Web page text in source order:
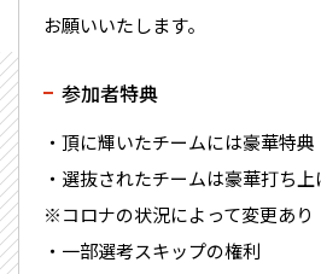
お願いいたします。
参加者特典
・頂に輝いたチームには豪華特典
・選抜されたチームは豪華打ち上
※コロナの状況によって変更あり
・一部選考スキップの権利